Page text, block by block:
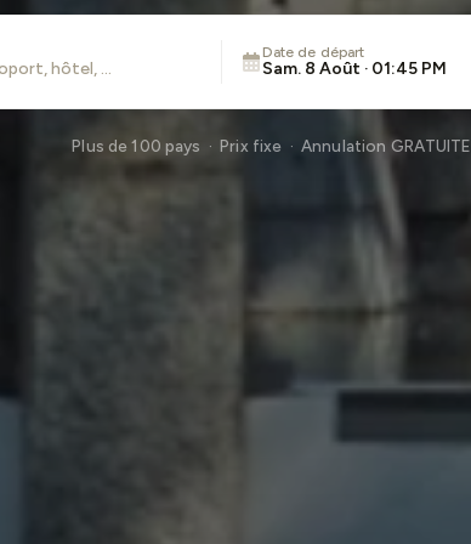
Date de départ
Sam. 8 Août · 01:45 PM
Plus de 100 pays · Prix fixe · Annulation GRATUITE